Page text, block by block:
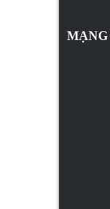
MẠNG